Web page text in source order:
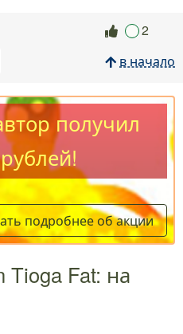
2
в начало
получил
подробнее об акции
Tioga Fat: на